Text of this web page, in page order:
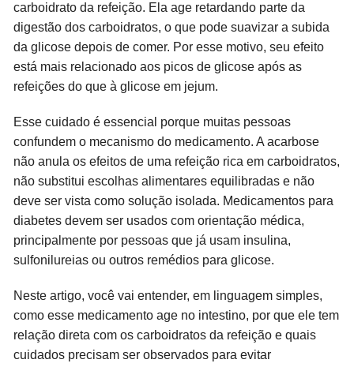
carboidrato da refeição. Ela age retardando parte da
digestão dos carboidratos, o que pode suavizar a subida
da glicose depois de comer. Por esse motivo, seu efeito
está mais relacionado aos picos de glicose após as
refeições do que à glicose em jejum.
Esse cuidado é essencial porque muitas pessoas
confundem o mecanismo do medicamento. A acarbose
não anula os efeitos de uma refeição rica em carboidratos,
não substitui escolhas alimentares equilibradas e não
deve ser vista como solução isolada. Medicamentos para
diabetes devem ser usados com orientação médica,
principalmente por pessoas que já usam insulina,
sulfonilureias ou outros remédios para glicose.
Neste artigo, você vai entender, em linguagem simples,
como esse medicamento age no intestino, por que ele tem
relação direta com os carboidratos da refeição e quais
cuidados precisam ser observados para evitar